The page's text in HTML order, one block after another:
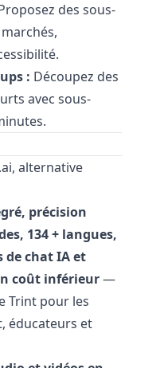
des sous-
: Découpez des
avec sous-
alternative
précision
134 + langues,
de chat IA et
coût inférieur—
Trint pour les
éducateurs et